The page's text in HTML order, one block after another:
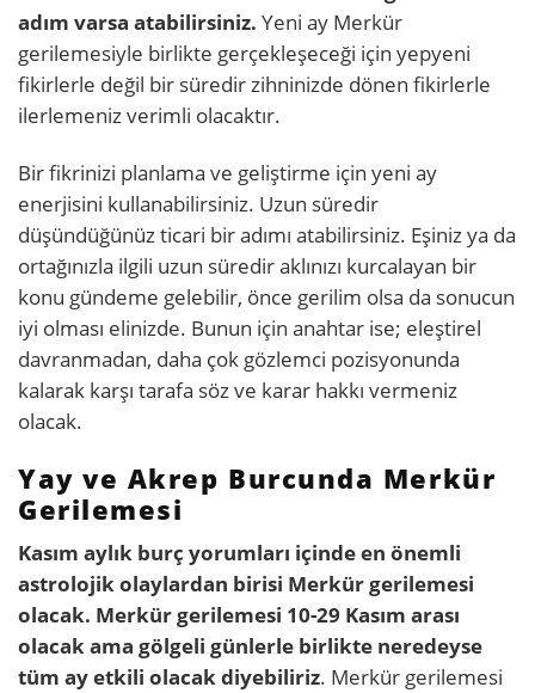
adım varsa atabilirsiniz. Yeni ay Merkür
gerilemesiyle birlikte gerçekleşeceği için yepyeni
fikirlerle değil bir süredir zihninizde dönen fikirlerle
ilerlemeniz verimli olacaktır.
Bir fikrinizi planlama ve geliştirme için yeni ay
enerjisini kullanabilirsiniz. Uzun süredir
düşündüğünüz ticari bir adımı atabilirsiniz. Eşiniz ya da
ortağınızla ilgili uzun süredir aklınızı kurcalayan bir
konu gündeme gelebilir, önce gerilim olsa da sonucun
iyi olması elinizde. Bunun için anahtar ise; eleştirel
davranmadan, daha çok gözlemci pozisyonunda
kalarak karşı tarafa söz ve karar hakkı vermeniz
olacak.
Yay ve Akrep Burcunda Merkür
Gerilemesi
Kasım aylık burç yorumları içinde en önemli
astrolojik olaylardan birisi Merkür gerilemesi
olacak. Merkür gerilemesi 10-29 Kasım arası
olacak ama gölgeli günlerle birlikte neredeyse
tüm ay etkili olacak diyebiliriz. Merkür gerilemesi